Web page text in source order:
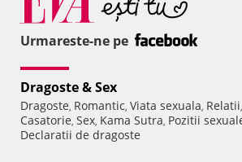
Urmareste-ne pe
Dragoste & Sex
Dragoste, Romantic, Viata sexuala, Relatii,
Casatorie, Sex, Kama Sutra, Pozitii
Declaratii de dragoste